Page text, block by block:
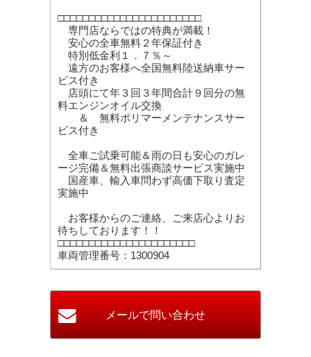
□□□□□□□□□□□□□□□□□□□□□□□
専門店ならではの特典が満載！
安心の全車無料２年保証付き
特別低金利１．７％～
遠方のお客様へ全国無料陸送納車サー
ビス付き
店頭にて年３回３年間合計９回分の無
料エンジンオイル交換
＆ 無料ポリマーメンテナンスサー
ビス付き
全車ご試乗可能＆雨の日も安心のガレ
ージ完備＆無料出張商談サービス実施中
国産車、輸入車問わず高価下取り査定
実施中
お客様からのご連絡、ご来店心よりお
待ちしております！！
□□□□□□□□□□□□□□□□□□□□□□
車両管理番号：1300904